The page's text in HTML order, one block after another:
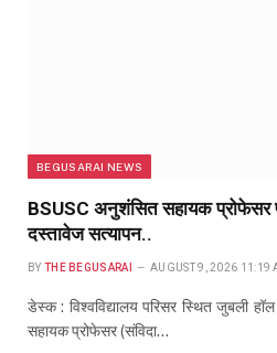
BEGUSARAI NEWS
BSUSC अनुशंसित सहायक प्रोफेसर
दस्तावेज सत्यापन..
BY THE BEGUSARAI AUGUST 9, 2026 11:19
डेस्क : विश्वविद्यालय परिसर स्थित जुबली
सहायक प्रोफेसर (संविदा…